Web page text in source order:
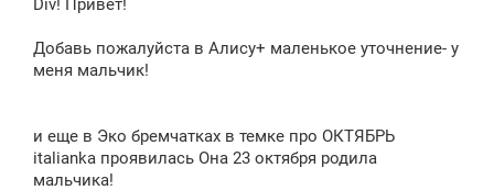
н
Div! Привет!
Добавь пожалуйста в Алису+ маленькое уточнение- у
меня мальчик!
и еще в Эко бремчатках в темке про ОКТЯБРЬ
italianka проявилась Она 23 октября родила
мальчика!